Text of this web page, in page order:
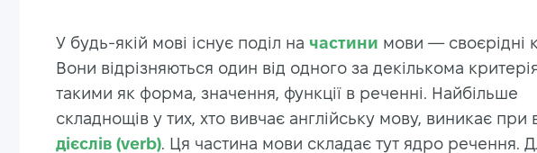
У будь-якій мові існує поділ на частини мови — своєрідні
Вони відрізняються один від одного за декількома
такими як форма, значення, функції в реченні. Найбільше
складнощів у тих, хто вивчає англійську мову, виникає при
дієслів (verb). Ця частина мови складає тут ядро речення.